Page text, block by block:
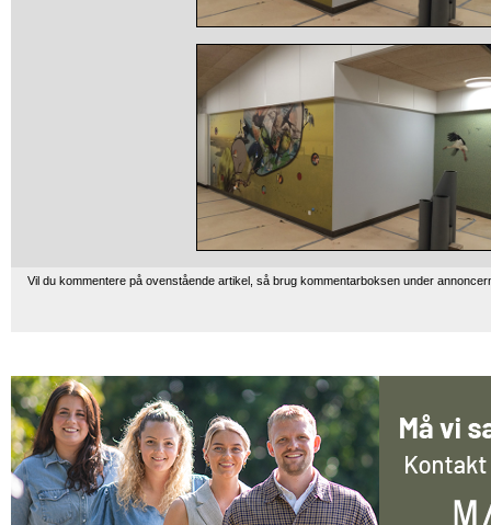
Vil du kommentere på ovenstående artikel, så brug kommentarboksen under